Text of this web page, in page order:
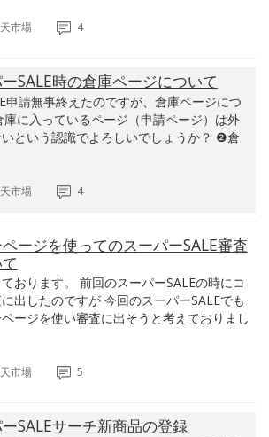
市場 4
SALE時の倉庫ページについて
申請無事終えたのですが、倉庫ページにつ
に入っているページ（申請ページ）は外
という認識でよろしいでしょうか？ ❷倉
市場 4
ージを使ってのスーパーSALE審査
おります。 前回のスーパーSALEの時にコ
出したのですが 今回のスーパーSALEでも
ージを使い審査に出そうと考えておりまし
市場 5
SALEサーチ新商品の登録